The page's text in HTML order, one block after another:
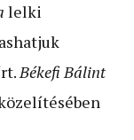
lelki
Békefi Bálint